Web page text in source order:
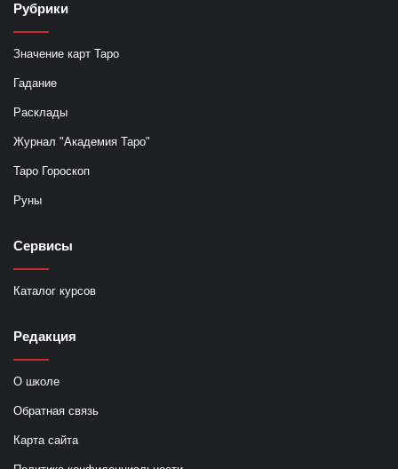
Рубрики
Значение карт Таро
Гадание
Расклады
Журнал "Академия Таро"
Таро Гороскоп
Руны
Сервисы
Каталог курсов
Редакция
О школе
Обратная связь
Карта сайта